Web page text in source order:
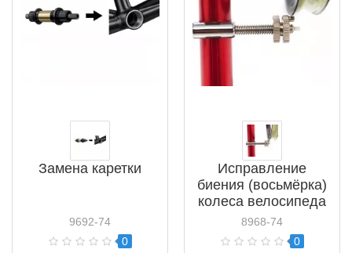
Замена каретки
9692-74
0
Исправление
биения (восьмёрка)
колеса велосипеда
8968-74
0